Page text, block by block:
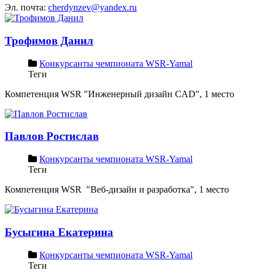
Эл. почта: cherdynzev@yandex.ru
Трофимов Данил
Конкурсанты чемпионата WSR-Yamal
Теги
Компетенция WSR "Инженерный дизайн CAD", 1 место
Павлов Ростислав
Конкурсанты чемпионата WSR-Yamal
Теги
Компетенция WSR "Веб-дизайн и разработка", 1 место
Бусыгина Екатерина
Конкурсанты чемпионата WSR-Yamal
Теги